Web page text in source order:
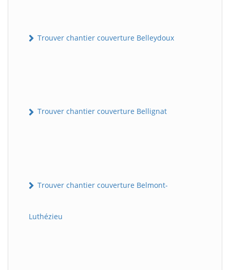
Trouver chantier couverture Belleydoux
Trouver chantier couverture Bellignat
Trouver chantier couverture Belmont-
Luthézieu